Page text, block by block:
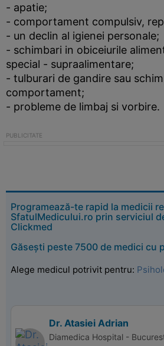
- apatie;
- comportament compulsiv,
- un declin al igienei personale;
- schimbari in obiceiurile
special - supraalimentare;
- tulburari de gandire sau
comportament;
- probleme de limbaj si vorbire.
Programează-te rapid la medicii
SfatulMedicului.ro prin serviciul
Clickmed
Găsești peste 7500 de medici cu
Alege medicul potrivit pentru:
Dr. Atasiei Adrian
Diamedica Hospital -